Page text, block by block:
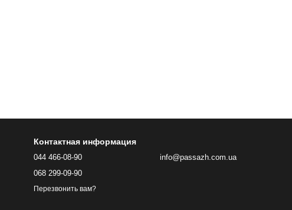
Контактная информация
044 466-08-90
068 299-09-90
Перезвонить вам?
info@passazh.com.ua